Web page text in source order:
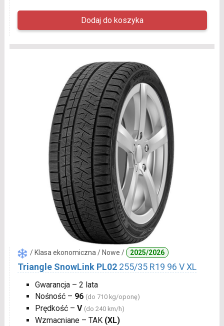
/ Klasa ekonomiczna / Nowe / 2025/2026
Triangle SnowLink PL02 255/35 R19 96 V XL
Gwarancja – 2 lata
Nośność – 96 (do 710 kg/oponę)
Prędkość – V (do 240 km/h)
Wzmacniane – TAK (XL)